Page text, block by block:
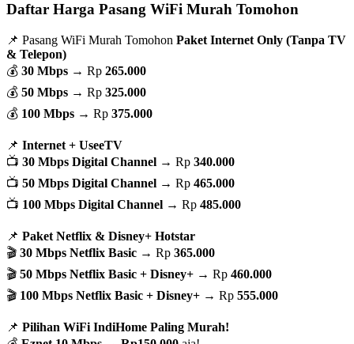
Daftar Harga Pasang WiFi Murah Tomohon
📌 Pasang WiFi Murah Tomohon Paket Internet Only (Tanpa TV
& Telepon)
💰 30 Mbps → Rp 265.000
💰 50 Mbps → Rp 325.000
💰 100 Mbps → Rp 375.000
📌 Internet + UseeTV
📺 30 Mbps Digital Channel → Rp 340.000
📺 50 Mbps Digital Channel → Rp 465.000
📺 100 Mbps Digital Channel → Rp 485.000
📌 Paket Netflix & Disney+ Hotstar
🎬 30 Mbps Netflix Basic → Rp 365.000
🎬 50 Mbps Netflix Basic + Disney+ → Rp 460.000
🎬 100 Mbps Netflix Basic + Disney+ → Rp 555.000
📌 Pilihan WiFi IndiHome Paling Murah!